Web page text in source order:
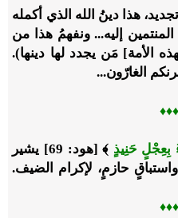
هذا دينُ الله الذي أكمله
المنتمين إليه... ونفهمُ هذا من
الأمة] مَن يجدد لها دينها).
الغارّون...
♦♦
بِعِجْلٍ حَنِيذٍ
﴾ [هود: 69] يشير
حازمٍ، لإكرام الضيف.
♦♦